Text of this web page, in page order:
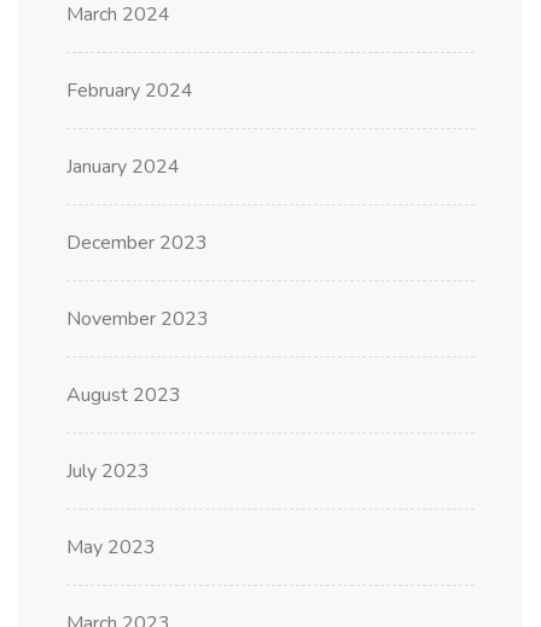
March 2024
February 2024
January 2024
December 2023
November 2023
August 2023
July 2023
May 2023